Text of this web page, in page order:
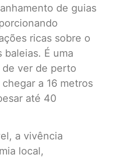
de guias
ricas sobre o
É uma
ver de perto
a 16 metros
até 40
a vivência
local,